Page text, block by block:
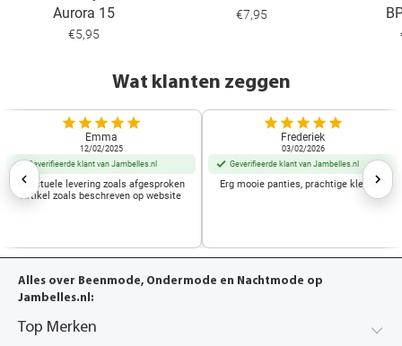
Aurora 15
€5,95
€7,95
Wat klanten zeggen
Emma
12/02/2025
Geverifieerde klant van Jambelles.nl
Punctuele levering zoals afgesproken
Artikel zoals beschreven op website
Frederiek
03/02/2026
Geverifieerde klant van Jambelles.nl
Erg mooie panties, prachtige kleuren!
Alles over Beenmode, Ondermode en Nachtmode op
Jambelles.nl:
Top Merken